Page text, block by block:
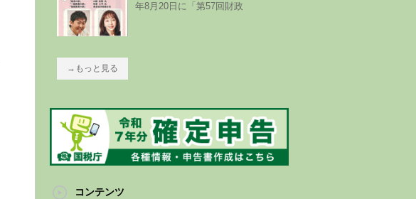
年8月20日に「第57回財政
→もっと見る
コンテンツ